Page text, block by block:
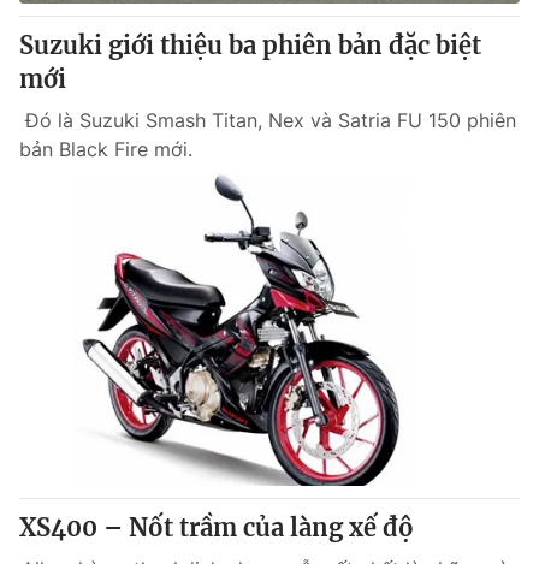
® Cấm sao chép dưới mọi hình thức nếu không có sự chấp
thuận bằng văn bản. Ghi rõ nguồn VTV.vn khi phát hành lại
thông tin từ website này.
Suzuki giới thiệu ba phiên bản đặc biệt
mới
Đó là Suzuki Smash Titan, Nex và Satria FU 150 phiên
bản Black Fire mới.
XS400 – Nốt trầm của làng xế độ